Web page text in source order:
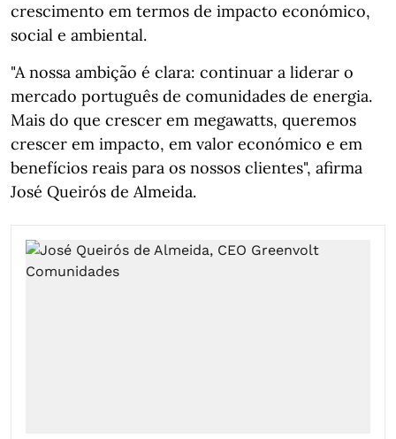
crescimento em termos de impacto económico,
social e ambiental.
"A nossa ambição é clara: continuar a liderar o
mercado português de comunidades de energia.
Mais do que crescer em megawatts, queremos
crescer em impacto, em valor económico e em
benefícios reais para os nossos clientes", afirma
José Queirós de Almeida.